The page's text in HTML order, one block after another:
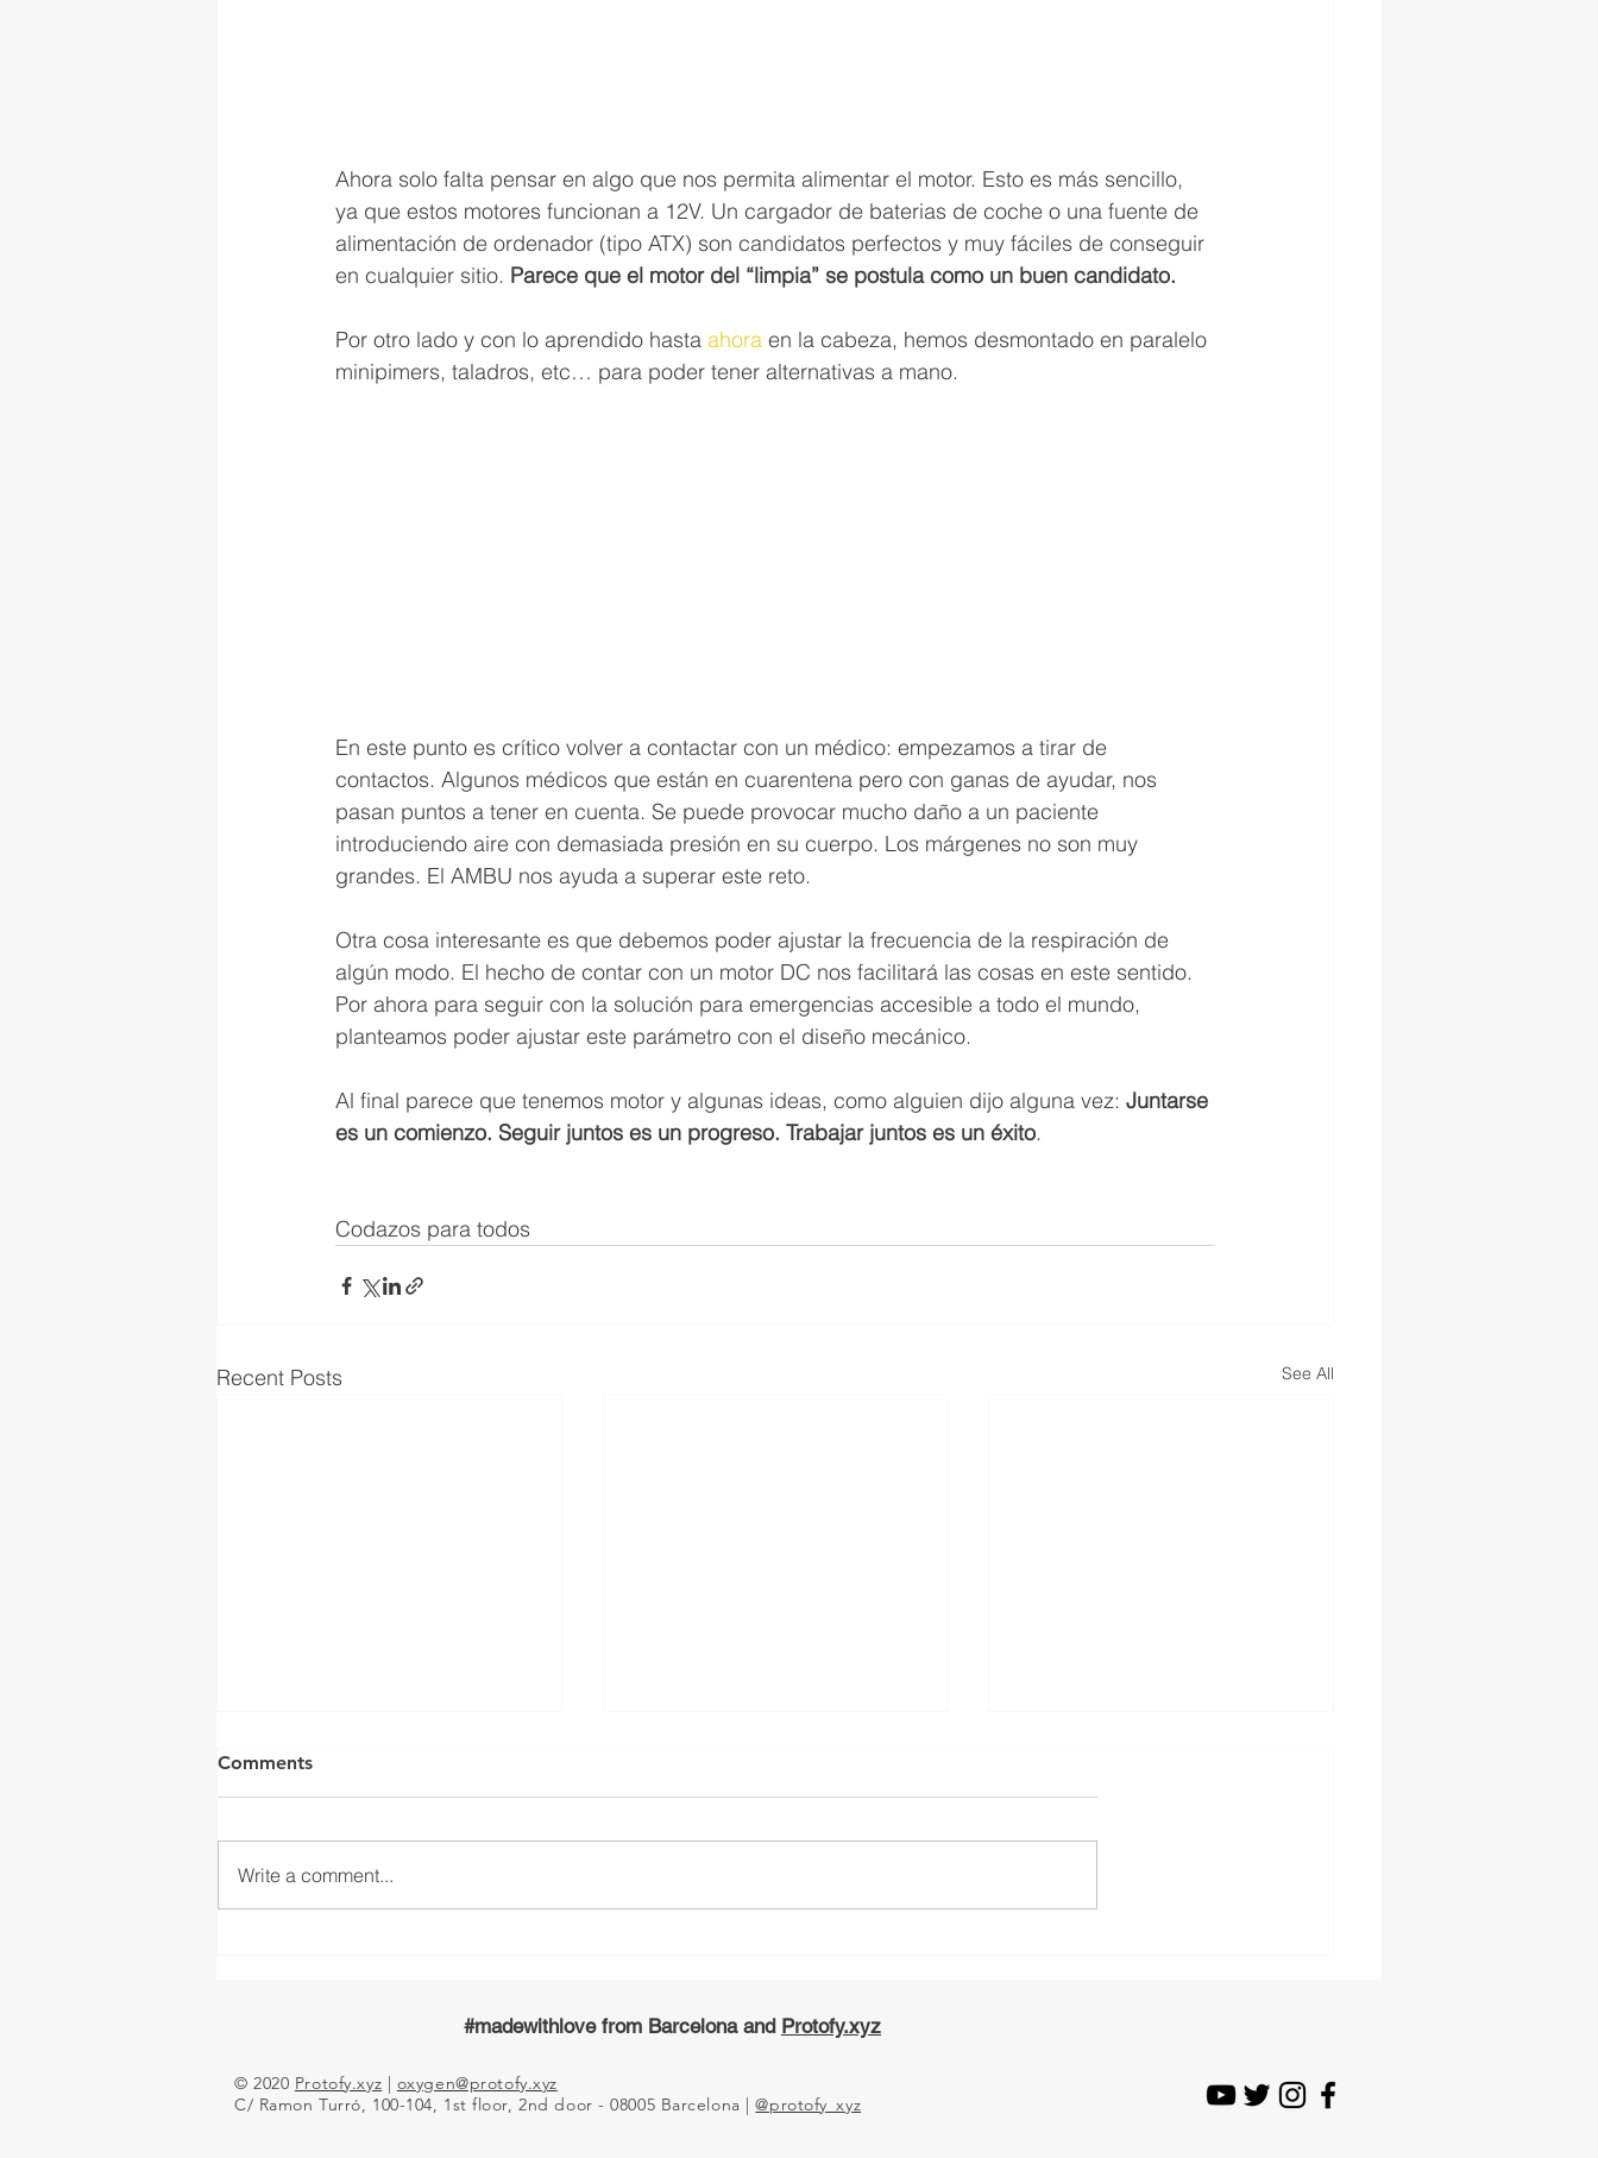
Ahora solo falta pensar en algo que nos permita alimentar el motor. Esto es más sencillo,
ya que estos motores funcionan a 12V. Un cargador de baterias de coche o una fuente de
alimentación de ordenador (tipo ATX) son candidatos perfectos y muy fáciles de conseguir
en cualquier sitio. Parece que el motor del “limpia” se postula como un buen candidato.
Por otro lado y con lo aprendido hasta ahora en la cabeza, hemos desmontado en paralelo
minipimers, taladros, etc… para poder tener alternativas a mano.
En este punto es crítico volver a contactar con un médico: empezamos a tirar de
contactos. Algunos médicos que están en cuarentena pero con ganas de ayudar, nos
pasan puntos a tener en cuenta. Se puede provocar mucho daño a un paciente
introduciendo aire con demasiada presión en su cuerpo. Los márgenes no son muy
grandes. El AMBU nos ayuda a superar este reto.
Otra cosa interesante es que debemos poder ajustar la frecuencia de la respiración de
algún modo. El hecho de contar con un motor DC nos facilitará las cosas en este sentido.
Por ahora para seguir con la solución para emergencias accesible a todo el mundo,
planteamos poder ajustar este parámetro con el diseño mecánico.
Al final parece que tenemos motor y algunas ideas, como alguien dijo alguna vez: Juntarse
es un comienzo. Seguir juntos es un progreso. Trabajar juntos es un éxito.
Codazos para todos
Recent Posts See All
Comments
Write a comment...
#madewithlove from Barcelona and Protofy.xyz
© 2020 Protofy.xyz
oxygen@protofy.xyz
C/ Ramon Turró, 100-104, 1st floor, 2nd door - 08005 Barcelona |@protofy_xyz